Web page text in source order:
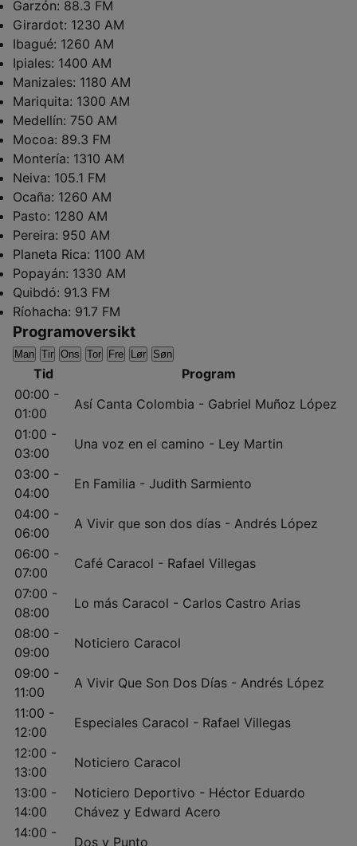
Garzón: 88.3 FM
Girardot: 1230 AM
Ibagué: 1260 AM
Ipiales: 1400 AM
Manizales: 1180 AM
Mariquita: 1300 AM
Medellín: 750 AM
Mocoa: 89.3 FM
Montería: 1310 AM
Neiva: 105.1 FM
Ocaña: 1260 AM
Pasto: 1280 AM
Pereira: 950 AM
Planeta Rica: 1100 AM
Popayán: 1330 AM
Quibdó: 91.3 FM
Ríohacha: 91.7 FM
Programoversikt
Man Tir Ons Tor Fre Lør Søn
Tid
Program
00:00 -
01:00
Así Canta Colombia - Gabriel Muñoz López
01:00 -
03:00
Una voz en el camino - Ley Martin
03:00 -
04:00
En Familia - Judith Sarmiento
04:00 -
06:00
A Vivir que son dos días - Andrés López
06:00 -
07:00
Café Caracol - Rafael Villegas
07:00 -
08:00
Lo más Caracol - Carlos Castro Arias
08:00 -
09:00
Noticiero Caracol
09:00 -
11:00
A Vivir Que Son Dos Días - Andrés López
11:00 -
12:00
Especiales Caracol - Rafael Villegas
12:00 -
13:00
Noticiero Caracol
13:00 -
14:00
Noticiero Deportivo - Héctor Eduardo
Chávez y Edward Acero
14:00 -
Dos y Punto